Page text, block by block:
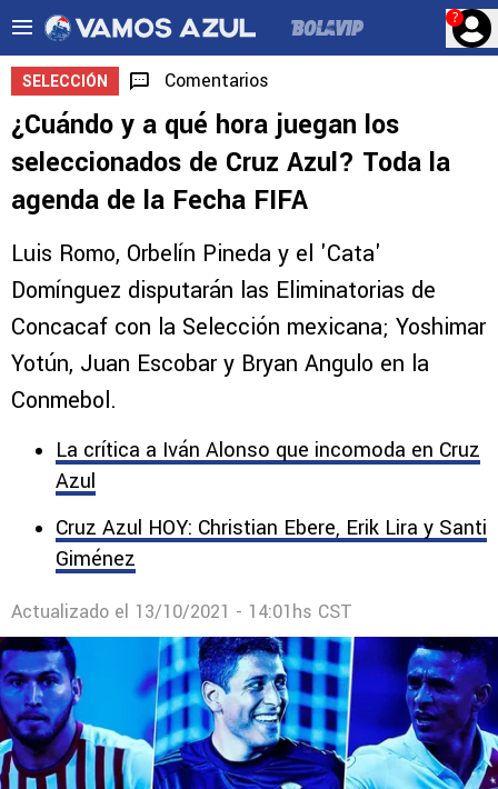
?
SELECCIÓN Comentarios
¿Cuándo y a qué hora juegan los
seleccionados de Cruz Azul? Toda la
agenda de la Fecha FIFA
Luis Romo, Orbelín Pineda y el 'Cata'
Domínguez disputarán las Eliminatorias de
Concacaf con la Selección mexicana; Yoshimar
Yotún, Juan Escobar y Bryan Angulo en la
Conmebol.
La crítica a Iván Alonso que incomoda en Cruz
Azul
Cruz Azul HOY: Christian Ebere, Erik Lira y Santi
Giménez
Actualizado el 13/10/2021 - 14:01hs CST